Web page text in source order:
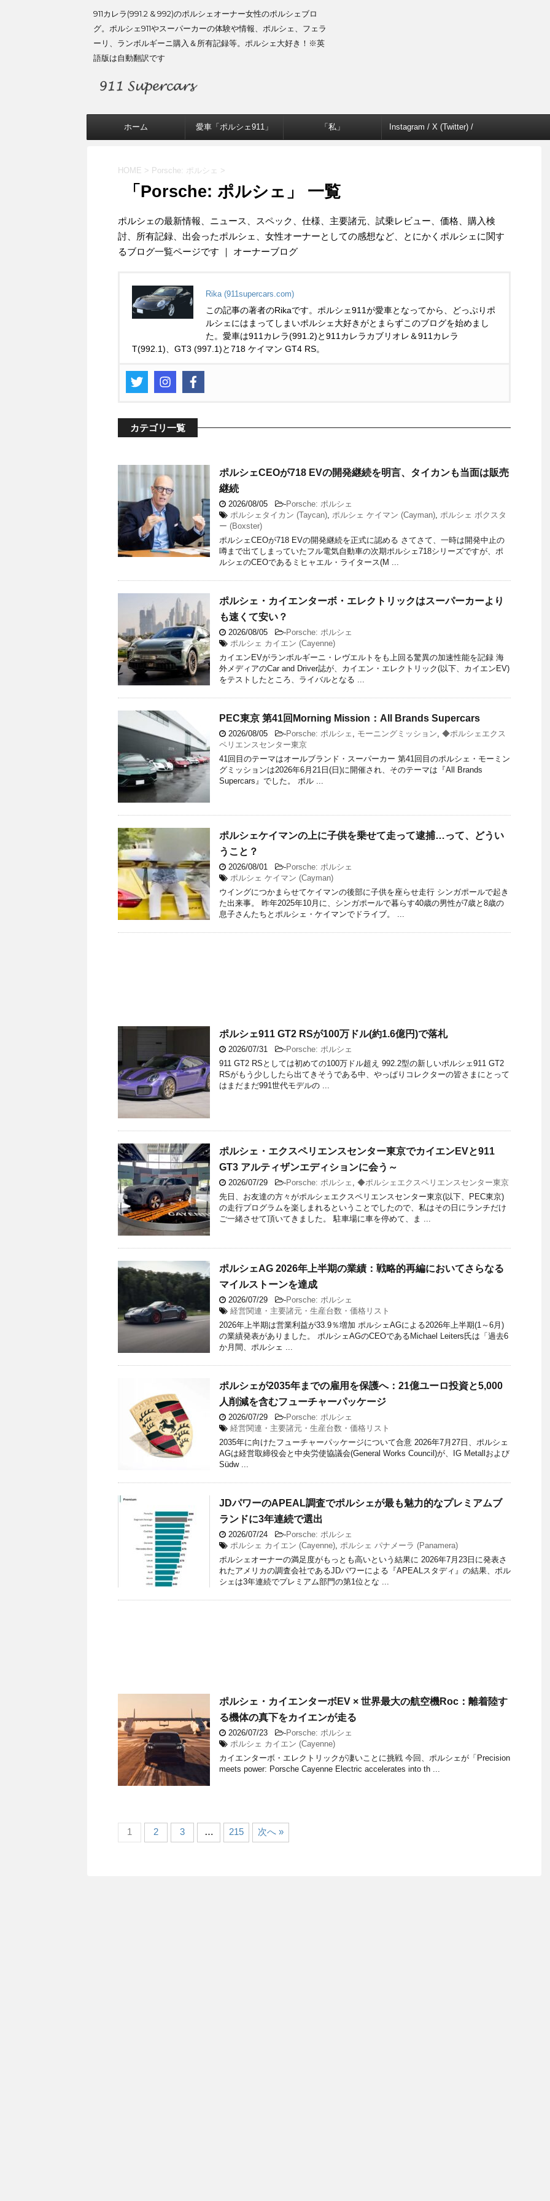
911カレラ(991.2 & 992)のポルシェオーナー女性のポルシェブロ
グ。ポルシェ911やスーパーカーの体験や情報、ポルシェ、フェラ
ーリ、ランボルギーニ購入＆所有記録等。ポルシェ大好き！※英
語版は自動翻訳です
ホーム 愛車「ポルシェ911」 「私」 Instagram / X (Twitter) /
HOME > Porsche: ポルシェ >
「Porsche: ポルシェ」 一覧
ポルシェの最新情報、ニュース、スペック、仕様、主要諸元、試乗レビュー、価格、購入検
討、所有記録、出会ったポルシェ、女性オーナーとしての感想など、とにかくポルシェに関す
るブログ一覧ページです ｜ オーナーブログ
Rika (911supercars.com)
この記事の著者のRikaです。ポルシェ911が愛車となってから、どっぷりポ
ルシェにはまってしまいポルシェ大好きがとまらずこのブログを始めまし
た。愛車は911カレラ(991.2)と911カレラカブリオレ＆911カレラ
T(992.1)、GT3 (997.1)と718 ケイマン GT4 RS。
カテゴリ一覧
ポルシェCEOが718 EVの開発継続を明言、タイカンも当面は販売
継続
2026/08/05 -Porsche: ポルシェ
ポルシェタイカン (Taycan), ポルシェ ケイマン (Cayman), ポルシェ ボクスタ
ー (Boxster)
ポルシェCEOが718 EVの開発継続を正式に認める さてさて、一時は開発中止の
噂まで出てしまっていたフル電気自動車の次期ポルシェ718シリーズですが、ポ
ルシェのCEOであるミヒャエル・ライタース(M ...
ポルシェ・カイエンターボ・エレクトリックはスーパーカーより
も速くて安い？
2026/08/05 -Porsche: ポルシェ
ポルシェ カイエン (Cayenne)
カイエンEVがランボルギーニ・レヴエルトをも上回る驚異の加速性能を記録 海
外メディアのCar and Driver誌が、カイエン・エレクトリック(以下、カイエンEV)
をテストしたところ、ライバルとなる ...
PEC東京 第41回Morning Mission：All Brands Supercars
2026/08/05 -Porsche: ポルシェ , モーニングミッション, ◆ポルシェエクス
ペリエンスセンター東京
41回目のテーマはオールブランド・スーパーカー 第41回目のポルシェ・モーミン
グミッションは2026年6月21日(日)に開催され、そのテーマは『All Brands
Supercars』でした。 ポル ...
ポルシェケイマンの上に子供を乗せて走って逮捕…って、どうい
うこと？
2026/08/01 -Porsche: ポルシェ
ポルシェ ケイマン (Cayman)
ウイングにつかまらせてケイマンの後部に子供を座らせ走行 シンガポールで起き
た出来事。 昨年2025年10月に、シンガポールで暮らす40歳の男性が7歳と8歳の
息子さんたちとポルシェ・ケイマンでドライブ。 ...
ポルシェ911 GT2 RSが100万ドル(約1.6億円)で落札
2026/07/31 -Porsche: ポルシェ
911 GT2 RSとしては初めての100万ドル超え 992.2型の新しいポルシェ911 GT2
RSがもう少ししたら出てきそうである中、やっぱりコレクターの皆さまにとって
はまだまだ991世代モデルの ...
ポルシェ・エクスペリエンスセンター東京でカイエンEVと911
GT3 アルティザンエディションに会う～
2026/07/29 -Porsche: ポルシェ , ◆ポルシェエクスペリエンスセンター東京
先日、お友達の方々がポルシェエクスペリエンスセンター東京(以下、PEC東京)
の走行プログラムを楽しまれるということでしたので、私はその日にランチだけ
ご一緒させて頂いてきました。 駐車場に車を停めて、ま ...
ポルシェAG 2026年上半期の業績：戦略的再編においてさらなる
マイルストーンを達成
2026/07/29 -Porsche: ポルシェ
経営関連・主要諸元・生産台数・価格リスト
2026年上半期は営業利益が33.9％増加 ポルシェAGによる2026年上半期(1～6月)
の業績発表がありました。 ポルシェAGのCEOであるMichael Leiters氏は「過去6
か月間、ポルシェ ...
ポルシェが2035年までの雇用を保護へ：21億ユーロ投資と5,000
人削減を含むフューチャーパッケージ
2026/07/29 -Porsche: ポルシェ
経営関連・主要諸元・生産台数・価格リスト
2035年に向けたフューチャーパッケージについて合意 2026年7月27日、ポルシェ
AGは経営取締役会と中央労使協議会(General Works Council)が、IG Metallおよび
Südw ...
JDパワーのAPEAL調査でポルシェが最も魅力的なプレミアムブ
ランドに3年連続で選出
2026/07/24 -Porsche: ポルシェ
ポルシェ カイエン (Cayenne), ポルシェ パナメーラ (Panamera)
ポルシェオーナーの満足度がもっとも高いという結果に 2026年7月23日に発表さ
れたアメリカの調査会社であるJDパワーによる『APEALスタディ』の結果、ポル
シェは3年連続でプレミアム部門の第1位とな ...
ポルシェ・カイエンターボEV × 世界最大の航空機Roc：離着陸す
る機体の真下をカイエンが走る
2026/07/23 -Porsche: ポルシェ
ポルシェ カイエン (Cayenne)
カイエンターボ・エレクトリックが凄いことに挑戦 今回、ポルシェが「Precision
meets power: Porsche Cayenne Electric accelerates into th ...
1 2 3 … 215 次へ »